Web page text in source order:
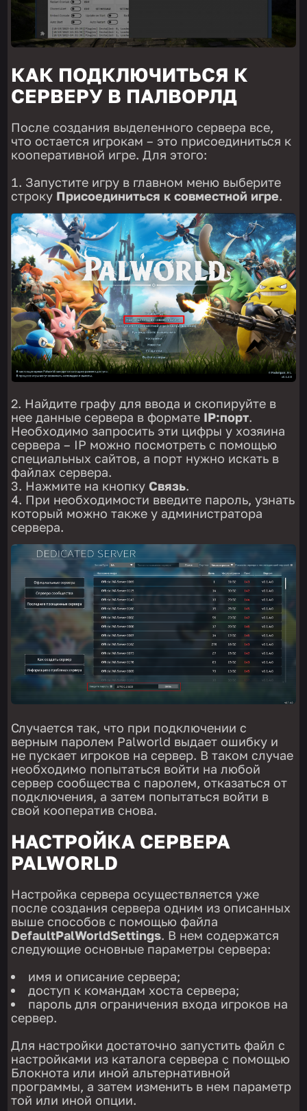
КАК ПОДКЛЮЧИТЬСЯ К
СЕРВЕРУ В ПАЛВОРЛД
После создания выделенного сервера все,
что остается игрокам – это присоединиться к
кооперативной игре. Для этого:
Запустите игру в главном меню выберите
строку Присоединиться к совместной игре.
Найдите графу для ввода и скопируйте в
нее данные сервера в формате IP:порт.
Необходимо запросить эти цифры у хозяина
сервера – IP можно посмотреть с помощью
специальных сайтов, а порт нужно искать в
файлах сервера.
Нажмите на кнопкуСвязь.
При необходимости введите пароль, узнать
который можно также у администратора
сервера.
Случается так, что при подключении с
верным паролем Palworld выдает ошибку и
не пускает игроков на сервер. В таком случае
необходимо попытаться войти на любой
сервер сообщества с паролем, отказаться от
подключения, а затем попытаться войти в
свой кооператив снова.
НАСТРОЙКА СЕРВЕРА
PALWORLD
Настройка сервера осуществляется уже
после создания сервера одним из описанных
выше способов с помощью файла
DefaultPalWorldSettings. В нем содержатся
следующие основные параметры сервера:
имя и описание сервера;
доступ к командам хоста сервера;
пароль для ограничения входа игроков на
сервер.
Для настройки достаточно запустить файл с
настройками из каталога сервера с помощью
Блокнота или иной альтернативной
программы, а затем изменить в нем параметр
той или иной опции.